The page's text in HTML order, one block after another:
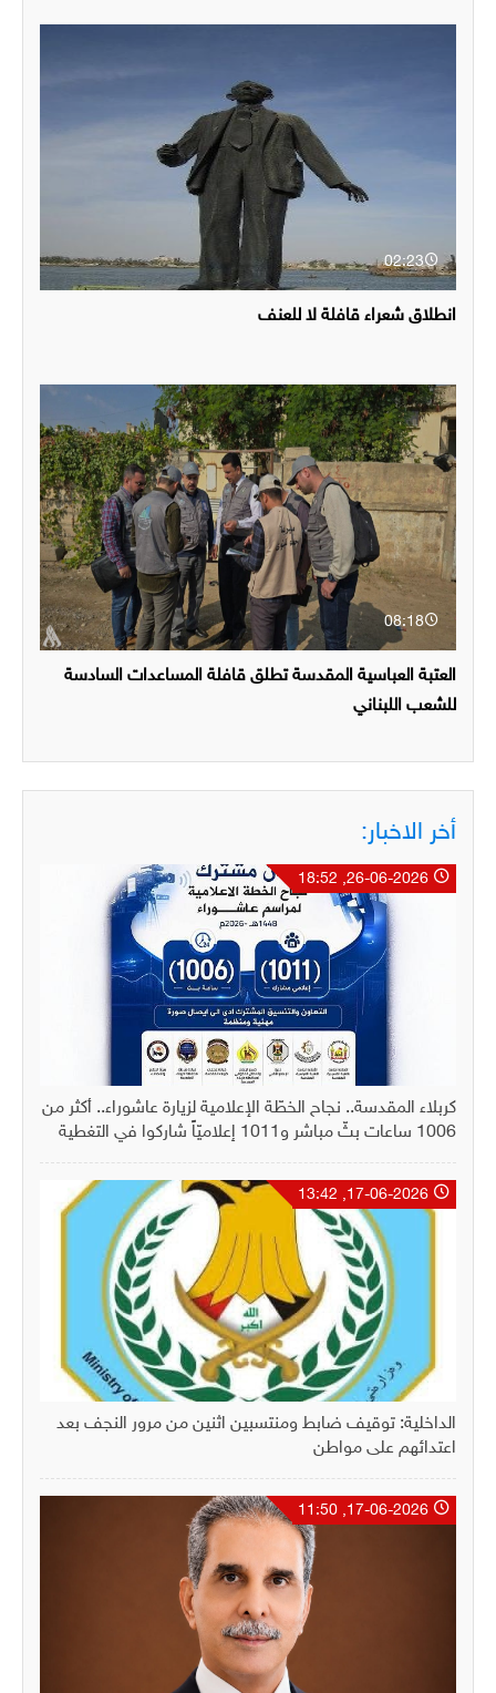
02:23
انطلاق شعراء قافلة لا للعنف
08:18
العتبة العباسية المقدسة تطلق قافلة المساعدات السادسة
للشعب اللبناني
أخر الاخبار:
كربلاء المقدسة.. نجاح الخطّة الإعلامية لزيارة عاشوراء.. أكثر من
1006 ساعات بثّ مباشر و1011 إعلاميّاً شاركوا في التغطية
الداخلية: توقيف ضابط ومنتسبين اثنين من مرور النجف بعد
اعتدائهم على مواطن